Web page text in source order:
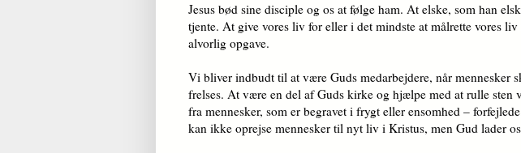
Jesus bød sine disciple og os at følge ham. At elske, som han
tjente. At give vores liv for eller i det mindste at målrette vores
alvorlig opgave.
Vi bliver indbudt til at være Guds medarbejdere, når mennesker
frelses. At være en del af Guds kirke og hjælpe med at rulle
fra mennesker, som er begravet i frygt eller ensomhed –
kan ikke oprejse mennesker til nyt liv i Kristus, men Gud lader